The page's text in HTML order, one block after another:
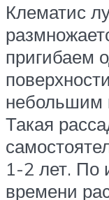
Клематис
пригибаем
небольшим
Такая
1-2 лет. По
времени